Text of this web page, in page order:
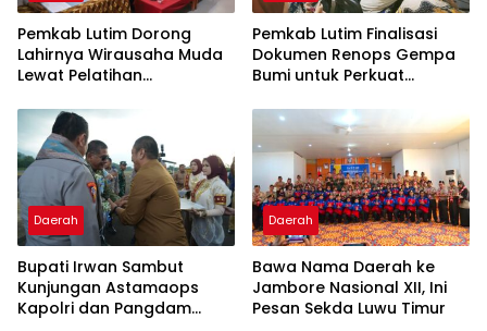
Pemkab Lutim Dorong
Lahirnya Wirausaha Muda
Lewat Pelatihan
Pemkab Lutim Finalisasi
Dokumen Renops Gempa
Bumi untuk Perkuat
Daerah
Bupati Irwan Sambut
Kunjungan Astamaops
Kapolri dan Pangdam
Daerah
Bawa Nama Daerah ke
Jambore Nasional XII, Ini
Pesan Sekda Luwu Timur